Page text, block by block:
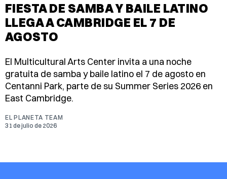
FIESTA DE SAMBA Y BAILE LATINO
LLEGA A CAMBRIDGE EL 7 DE
AGOSTO
El Multicultural Arts Center invita a una noche
gratuita de samba y baile latino el 7 de agosto en
Centanni Park, parte de su Summer Series 2026 en
East Cambridge.
EL PLANETA TEAM
31 de julio de 2026